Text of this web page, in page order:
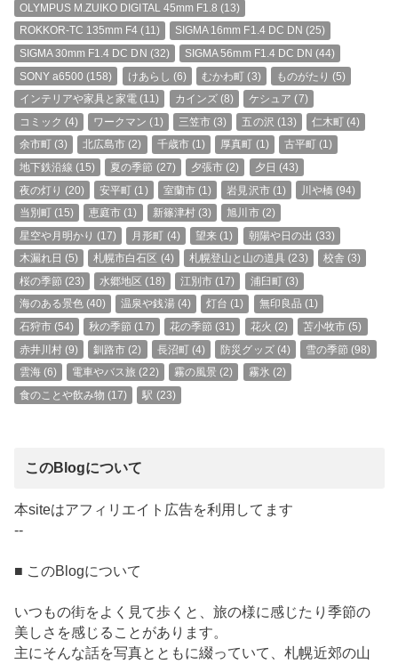
OLYMPUS M.ZUIKO DIGITAL 45mm F1.8 (13)
ROKKOR-TC 135mm F4 (11) SIGMA 16mm F1.4 DC DN (25)
SIGMA 30mm F1.4 DC DN (32) SIGMA 56mm F1.4 DC DN (44)
SONY a6500 (158) けあらし (6) むかわ町 (3) ものがたり (5)
インテリアや家具と家電 (11) カインズ(8) ケシュア (7)
コミック (4) ワークマン (1) 三笠市 (3) 五の沢 (13) 仁木町 (4)
余市町(3) 北広島市 (2) 千歳市(1) 厚真町 (1) 古平町 (1)
地下鉄沿線 (15) 夏の季節 (27) 夕張市 (2) 夕日 (43)
夜の灯り (20) 安平町 (1) 室蘭市(1) 岩見沢市(1) 川や橋 (94)
当別町(15) 恵庭市 (1) 新篠津村(3) 旭川市(2)
星空や月明かり (17) 月形町 (4) 望来 (1) 朝陽や日の出 (33)
木漏れ日 (5) 札幌市白石区 (4) 札幌登山と山の道具 (23) 校舎 (3)
桜の季節 (23) 水郷地区 (18) 江別市 (17) 浦臼町(3)
海のある景色(40) 温泉や銭湯(4) 灯台 (1) 無印良品 (1)
石狩市(54) 秋の季節 (17) 花の季節 (31) 花火 (2) 苫小牧市 (5)
赤井川村(9) 釧路市 (2) 長沼町(4) 防災グッズ(4) 雪の季節 (98)
雲海(6) 電車やバス旅 (22) 霧の風景 (2) 霧氷 (2)
食のことや飲み物 (17) 駅 (23)
このBlogについて
本siteはアフィリエイト広告を利用してます
--
■ このBlogについて
いつもの街をよく見て歩くと、旅の様に感じたり季節の
美しさを感じることがあります。
主にそんな話を写真とともに綴っていて、札幌近郊の山